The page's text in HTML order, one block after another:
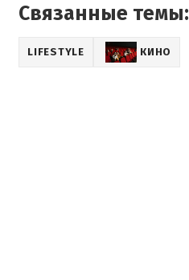
Связанные темы:
LIFESTYLE КИНО